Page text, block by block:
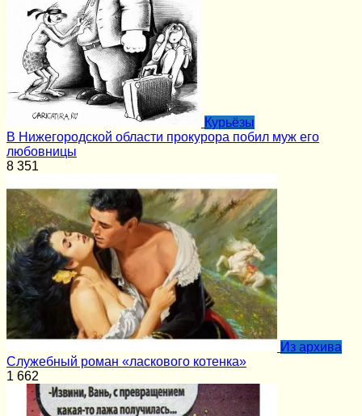
Курьёзы
В Нижегородской области прокурора побил муж его
любовницы
8 351
Из архива
Служебный роман «ласкового котенка»
1 662